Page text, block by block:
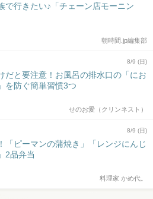
で行きたい♪「チェーン店モーニン
朝時間.jp編集部
8/9 (日)
だと要注意！お風呂の排水口の「にお
を防ぐ簡単習慣3つ
せのお愛（クリンネスト）
8/9 (日)
「ピーマンの蒲焼き」「レンジにんじ
2品弁当
料理家 かめ代。